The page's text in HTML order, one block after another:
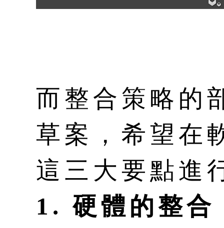
而整合策略的
草案，希望在
這三大要點進
1. 硬體的整合